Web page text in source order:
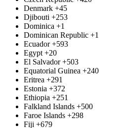
Denmark +45
Djibouti +253
Dominica +1
Dominican Republic +1
Ecuador +593
Egypt +20
El Salvador +503
Equatorial Guinea +240
Eritrea +291
Estonia +372
Ethiopia +251
Falkland Islands +500
Faroe Islands +298
Fiji +679